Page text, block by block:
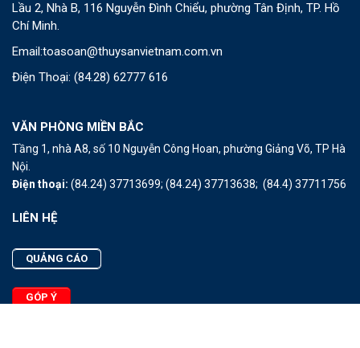
Lầu 2, Nhà B, 116 Nguyễn Đình Chiểu, phường Tân Định, TP. Hồ
Chí Minh.
Email:toasoan@thuysanvietnam.com.vn
Điện Thoại: (84.28) 62777 616
VĂN PHÒNG MIỀN BẮC
Tầng 1, nhà A8, số 10 Nguyễn Công Hoan, phường Giảng Võ, TP Hà
Nội.
Điện thoại: (84.24) 37713699; (84.24) 37713638; (84.4) 37711756
LIÊN HỆ
QUẢNG CÁO
GÓP Ý